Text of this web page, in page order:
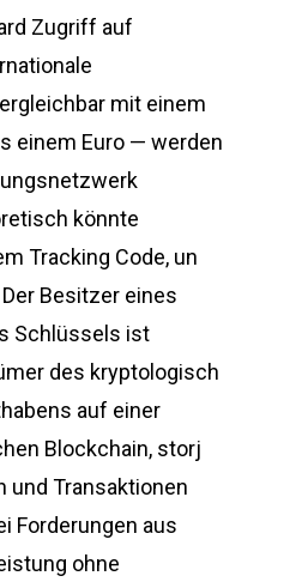
Zugriff auf
mit einem
einem Euro — werden
könnte
Tracking Code, un
Besitzer eines
Schlüssels ist
des kryptologisch
auf einer
Blockchain, storj
und Transaktionen
Forderungen aus
ohne